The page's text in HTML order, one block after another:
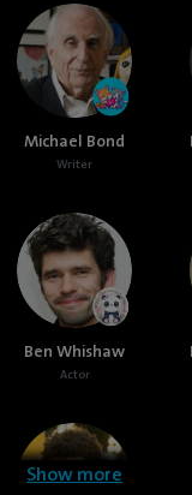
Michael Bond
Writer
Ben Whishaw
Actor
Show more